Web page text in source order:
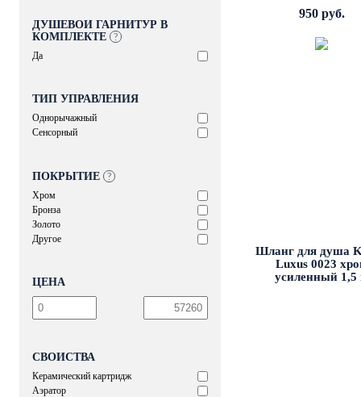
ДУШЕВОЙ ГАРНИТУР В
КОМПЛЕКТЕ
?
Да
ТИП УПРАВЛЕНИЯ
Однорычажный
Сенсорный
ПОКРЫТИЕ
?
Хром
Бронза
Золото
Другое
ЦЕНА
СВОЙСТВА
Керамический картридж
Аэратор
950 руб.
Шланг для душа
Luxus 0023
усиленный 1,5